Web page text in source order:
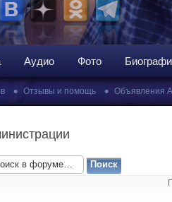
Аудио Фото
• Отзывы и помощь • Объявления